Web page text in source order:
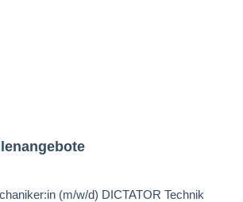
(m/w/d) DICTATOR Technik